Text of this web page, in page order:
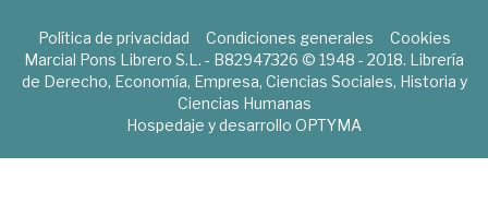
Política de privacidad Condiciones generales
Cookies
Marcial Pons Librero S.L. - B82947326 © 1948 - 2018. Librería
de Derecho, Economía, Empresa, Ciencias Sociales, Historia y
Ciencias Humanas
Hospedaje y desarrollo OPTYMA